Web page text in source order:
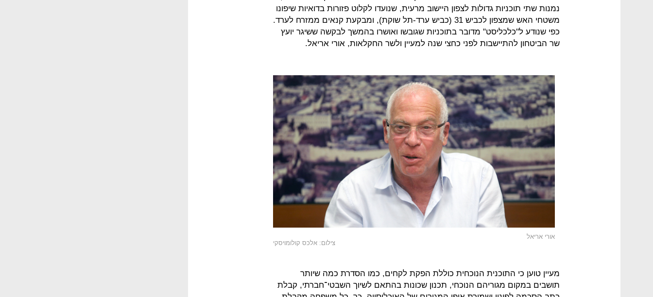
נמנות שתי תוכניות גדולות לצפון היישוב מרעית, שנועדו לקלוט פזורות בדואיות שיפונו
משטחי האש שמצפון לכביש 31 (כביש ערד-תל שוקת), ומבקעת קנאים ממזרח לערד.
כפי שנודע ל"כלכליסט" מדובר בתוכניות שגובשו ואושרו בהמשך לבקשה ששיגר יועץ
שר הביטחון להתיישבות לפני כחצי שנה למעיין ולשר החקלאות, אורי אריאל.
אורי אריאל
צילום: אלכס קולומויסקי
מעיין טוען כי התוכנית הנוכחית כוללת הפקת לקחים, כמו הסדרת כמה שיותר
תושבים במקום מגוריהם הנוכחי, תכנון שכונות בהתאם לשיוך השבטי־חברתי, קבלת